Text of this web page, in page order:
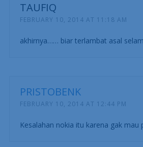
TAUFIQ
FEBRUARY 10, 2014 AT 11:18 AM
akhirnya…… biar terlambat asal
PRISTOBENK
FEBRUARY 10, 2014 AT 12:44 PM
Kesalahan nokia itu karena gak mau